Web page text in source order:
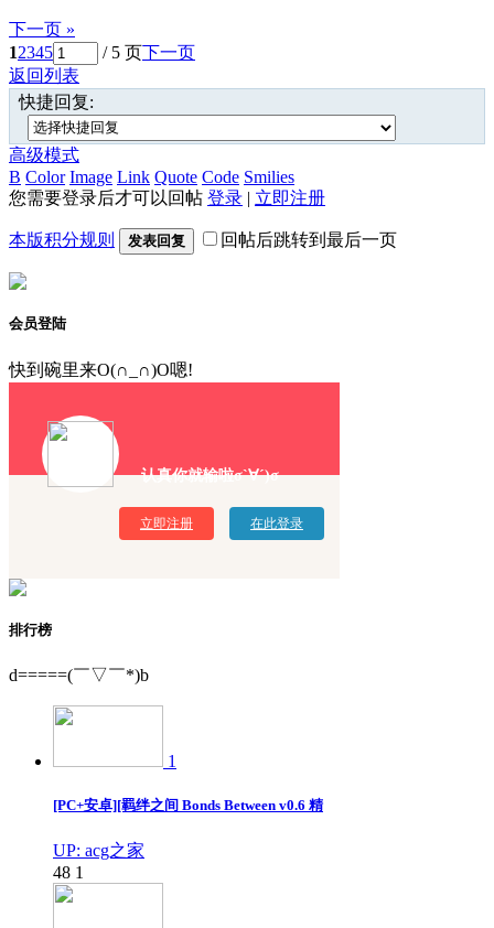
下一页 »
12345 / 5 页下一页
返回列表
快捷回复:
高级模式
B Color Image Link Quote Code Smilies
您需要登录后才可以回帖 登录 | 立即注册
本版积分规则 发表回复 回帖后跳转到最后一页
会员登陆
快到碗里来O(∩_∩)O嗯!
认真你就输啦σ`∀´)σ
立即注册 在此登录
排行榜
d=====(￣▽￣*)b
1
[PC+安卓][羁绊之间 Bonds Between v0.6 精
UP: acg之家
48 1